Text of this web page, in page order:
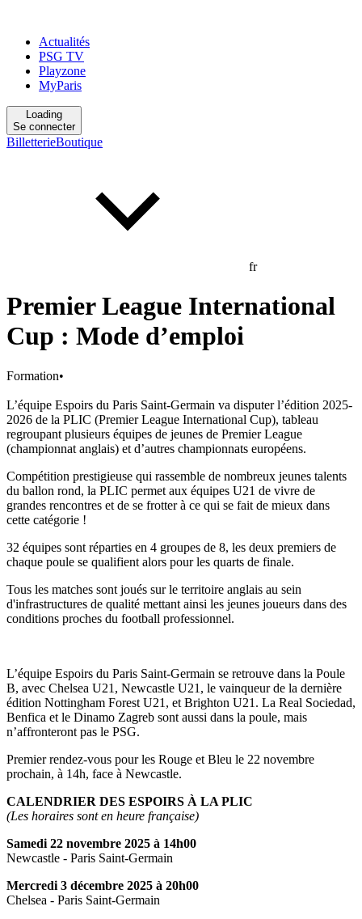
Actualités
PSG TV
Playzone
MyParis
Loading
Se connecter
BilletterieBoutique
fr
Premier League International
Cup : Mode d’emploi
Formation•
L’équipe Espoirs du Paris Saint-Germain va disputer l’édition 2025-
2026 de la PLIC (Premier League International Cup), tableau
regroupant plusieurs équipes de jeunes de Premier League
(championnat anglais) et d’autres championnats européens.
Compétition prestigieuse qui rassemble de nombreux jeunes talents
du ballon rond, la PLIC permet aux équipes U21 de vivre de
grandes rencontres et de se frotter à ce qui se fait de mieux dans
cette catégorie !
32 équipes sont réparties en 4 groupes de 8, les deux premiers de
chaque poule se qualifient alors pour les quarts de finale.
Tous les matches sont joués sur le territoire anglais au sein
d'infrastructures de qualité mettant ainsi les jeunes joueurs dans des
conditions proches du football professionnel.
L’équipe Espoirs du Paris Saint-Germain se retrouve dans la Poule
B, avec Chelsea U21, Newcastle U21, le vainqueur de la dernière
édition Nottingham Forest U21, et Brighton U21. La Real Sociedad,
Benfica et le Dinamo Zagreb sont aussi dans la poule, mais
n’affronteront pas le PSG.
Premier rendez-vous pour les Rouge et Bleu le 22 novembre
prochain, à 14h, face à Newcastle.
CALENDRIER DES ESPOIRS À LA PLIC
(Les horaires sont en heure française)
Samedi 22 novembre 2025 à 14h00
Newcastle - Paris Saint-Germain
Mercredi 3 décembre 2025 à 20h00
Chelsea - Paris Saint-Germain